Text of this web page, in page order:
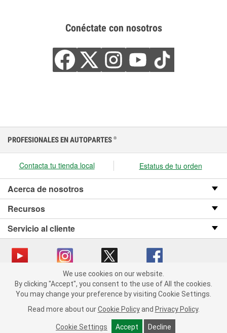
Conéctate con nosotros
We use cookies on our website. By clicking "Accept", you consent
to the use of All the cookies.
You may change your preference by visiting Cookie Settings.
Read more about our Cookie Policy and Privacy Policy.
Cookie Settings Accept Decline
PROFESIONALES EN AUTOPARTES ®
Contacta tu tienda local Estatus de tu orden
Acerca de nosotros
Recursos
Servicio al cliente
Copyright © 2008-2026 O’Reilly Auto Parts v OST_3.2.0.0.729 (3) cv1361
catalog_main
Política de privacidad
Ley de transparencia en las cadenas de suministro
We use cookies on our website.
By clicking "Accept", you consent to the use of All the cookies.
You may change your preference by visiting Cookie Settings.
Read more about our Cookie Policy and Privacy Policy.
Cookie Settings Accept Decline